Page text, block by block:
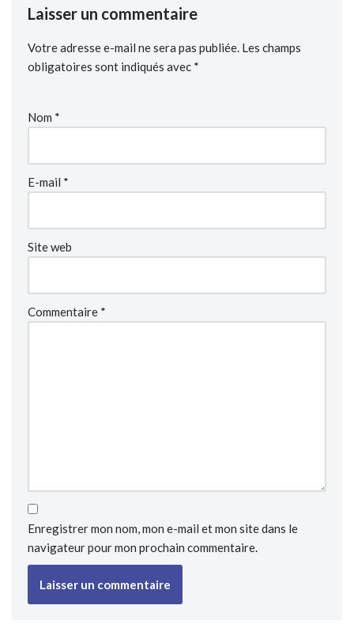
Laisser un commentaire
Votre adresse e-mail ne sera pas publiée. Les champs
obligatoires sont indiqués avec *
Nom *
E-mail *
Site web
Commentaire *
Enregistrer mon nom, mon e-mail et mon site dans le
navigateur pour mon prochain commentaire.